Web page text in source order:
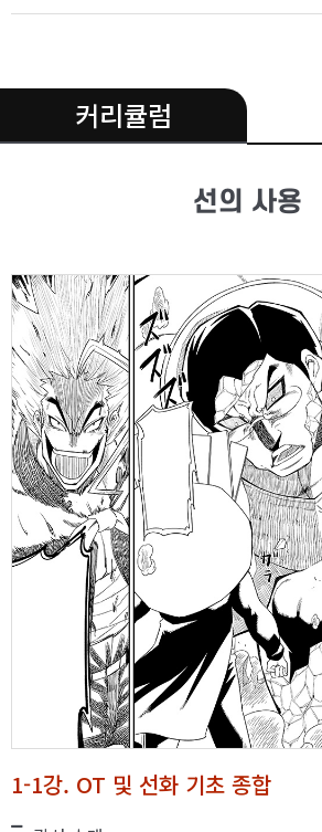
커리큘럼
선의 사용
1-1강. OT 및 선화 기초 종합